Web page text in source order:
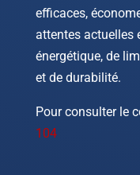
efficaces,
attentes actuelles
énergétique, de
et de durabilité.
Pour consulter le
104